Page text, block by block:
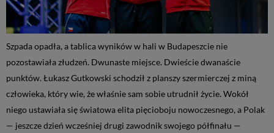
Szpada opadła, a tablica wyników w hali w Budapeszcie nie
pozostawiała złudzeń. Dwunaste miejsce. Dwieście dwanaście
punktów. Łukasz Gutkowski schodził z planszy szermierczej z miną
człowieka, który wie, że właśnie sam sobie utrudnił życie. Wokół
niego ustawiała się światowa elita pięcioboju nowoczesnego, a Polak
— jeszcze dzień wcześniej drugi zawodnik swojego półfinału —